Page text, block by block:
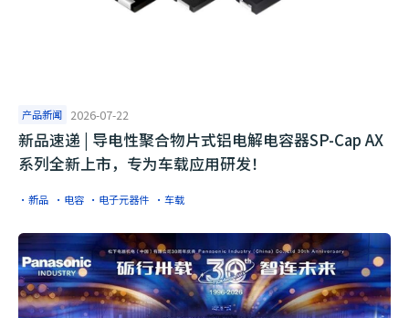
产品新闻 2026-07-22
​新品速递 | 导电性聚合物片式铝电解电容器SP-Cap AX
系列全新上市，专为车载应用研发！
·新品 ·电容 ·电子元器件 ·车载